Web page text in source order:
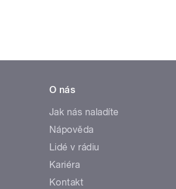
O nás
Jak nás naladíte
Nápověda
Lidé v rádiu
Kariéra
Kontakt